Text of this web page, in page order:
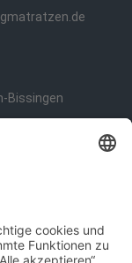
Bissingen